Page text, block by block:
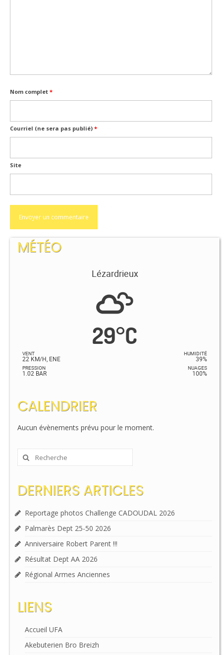
Nom complet *
Courriel (ne sera pas publié) *
Site
MÉTÉO
Lézardrieux
29°C
VENT
22 KM/H, ENE
PRESSION
1.02 BAR
HUMIDITÉ
39%
NUAGES
100%
CALENDRIER
Aucun évènements prévu pour le moment.
Rechercher
:
DERNIERS ARTICLES
Reportage photos Challenge CADOUDAL 2026
Palmarès Dept 25-50 2026
Anniversaire Robert Parent !!!
Résultat Dept AA 2026
Régional Armes Anciennes
LIENS
Accueil UFA
Akebuterien Bro Breizh